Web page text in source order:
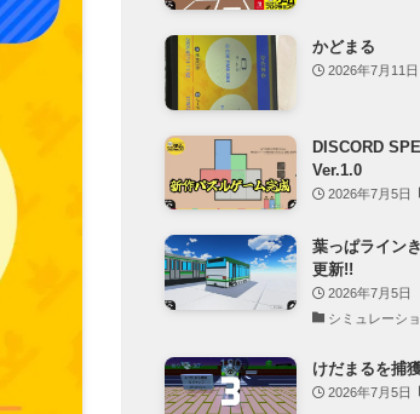
かどまる
2026年7月11日
DISCORD
Ver.1.0
2026年7月5日
葉っぱライン
更新!!
2026年7月5日
シミュレーシ
けだまるを捕
2026年7月5日